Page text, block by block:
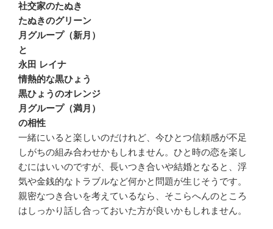
社交家のたぬき
たぬきのグリーン
月グループ（新月）
と
永田 レイナ
情熱的な黒ひょう
黒ひょうのオレンジ
月グループ（満月）
の相性
一緒にいると楽しいのだけれど、今ひとつ信頼感が不足
しがちの組み合わせかもしれません。ひと時の恋を楽し
むにはいいのですが、長いつき合いや結婚となると、浮
気や金銭的なトラブルなど何かと問題が生じそうです。
親密なつき合いを考えているなら、そこらへんのところ
はしっかり話し合っておいた方が良いかもしれません。